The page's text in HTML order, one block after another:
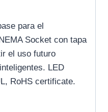
para el
Socket con tapa
el uso futuro
LED
RoHS certificate.